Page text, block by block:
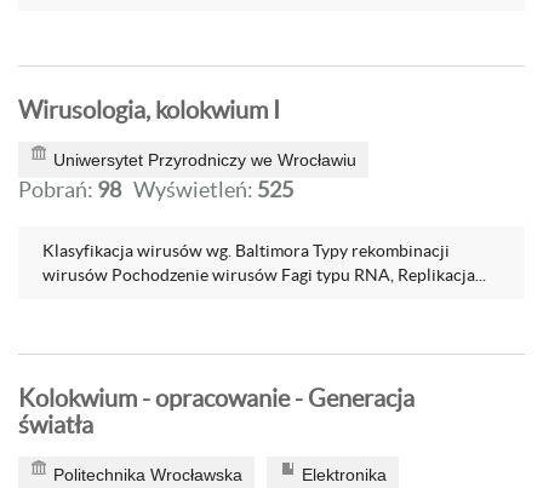
Wirusologia, kolokwium I
Uniwersytet Przyrodniczy we Wrocławiu
Pobrań: 98 Wyświetleń: 525
Klasyfikacja wirusów wg. Baltimora Typy rekombinacji
wirusów Pochodzenie wirusów Fagi typu RNA, Replikacja...
Kolokwium - opracowanie - Generacja
światła
Politechnika Wrocławska Elektronika